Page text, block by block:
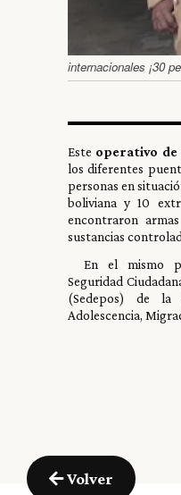
Volver
internacionales ¡30
Este operativo
los diferentes
personas en
boliviana y 10
encontraron
sustancias
En el mismo
Seguridad
(Sedepos) de la
Adolescencia,